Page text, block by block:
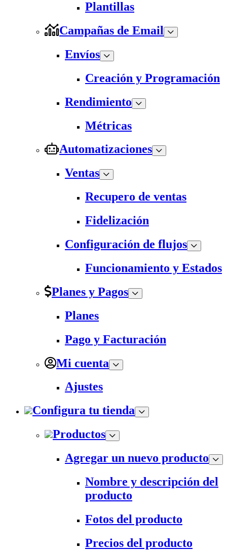
Plantillas
Campañas de Email
Envíos
Creación y Programación
Rendimiento
Métricas
Automatizaciones
Ventas
Recupero de ventas
Fidelización
Configuración de flujos
Funcionamiento y Estados
Planes y Pagos
Planes
Pago y Facturación
Mi cuenta
Ajustes
Configura tu tienda
Productos
Agregar un nuevo producto
Nombre y descripción del
producto
Fotos del producto
Precios del producto